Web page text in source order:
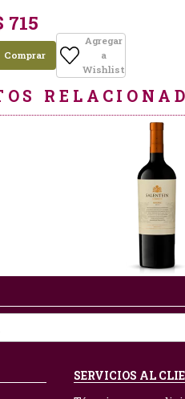
715
Comprar
Agregar
a
Wishlist
SERVICIOS AL